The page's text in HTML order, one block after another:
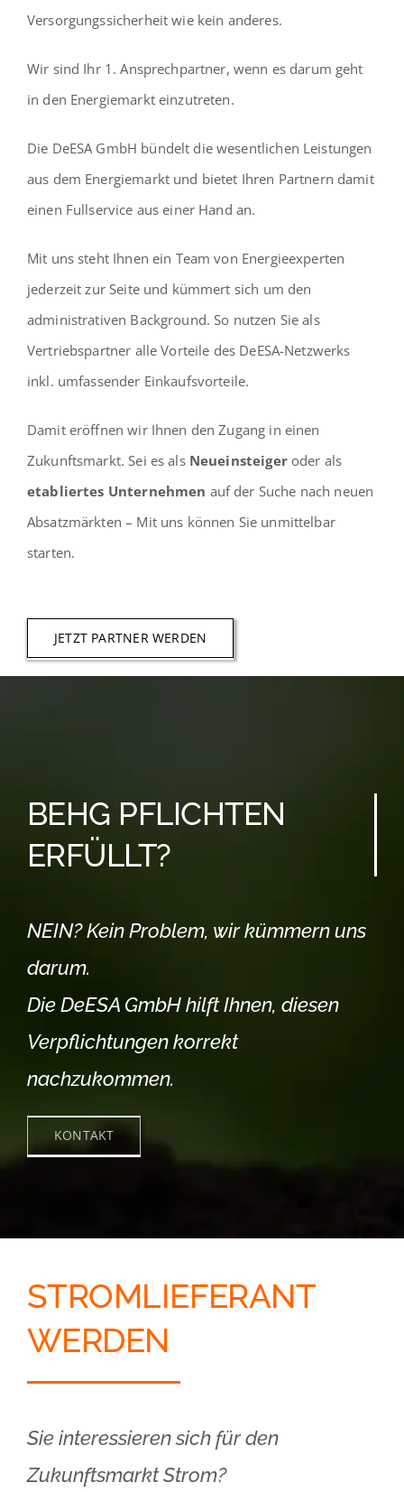
Versorgungssicherheit wie kein anderes.
Wir sind Ihr 1. Ansprechpartner, wenn es darum geht
in den Energiemarkt einzutreten.
Die DeESA GmbH bündelt die wesentlichen Leistungen
aus dem Energiemarkt und bietet Ihren Partnern damit
einen Fullservice aus einer Hand an.
Mit uns steht Ihnen ein Team von Energieexperten
jederzeit zur Seite und kümmert sich um den
administrativen Background. So nutzen Sie als
Vertriebspartner alle Vorteile des DeESA-Netzwerks
inkl. umfassender Einkaufsvorteile.
Damit eröffnen wir Ihnen den Zugang in einen
Zukunftsmarkt. Sei es als Neueinsteigeroder als
etabliertes Unternehmen auf der Suche nach neuen
Absatzmärkten – Mit uns können Sie unmittelbar
starten.
JETZT PARTNER WERDEN
BEHG PFLICHTEN
ERFÜLLT?
NEIN? Kein Problem, wir kümmern uns
darum.
Die DeESA GmbH hilft Ihnen, diesen
Verpflichtungen korrekt
nachzukommen.
KONTAKT
STROMLIEFERANT
WERDEN
Sie interessieren sich für den
Zukunftsmarkt Strom?